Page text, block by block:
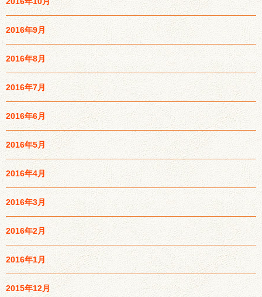
2016年9月
2016年8月
2016年7月
2016年6月
2016年5月
2016年4月
2016年3月
2016年2月
2016年1月
2015年12月